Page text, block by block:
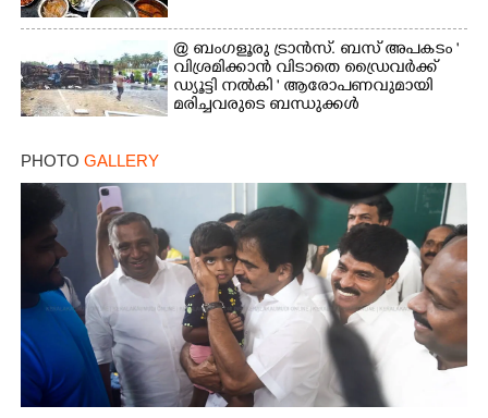
@ ബംഗളൂരു ട്രാൻസ്. ബസ് അപകടം '
വി​ശ്ര​മിക്കാൻ വിടാതെ ഡ്രൈ​വ​ർ​ക്ക്
ഡ്യൂട്ടി നൽകി ' ആരോപണവുമായി
മരിച്ചവരുടെ ബന്ധുക്കൾ
PHOTO GALLERY